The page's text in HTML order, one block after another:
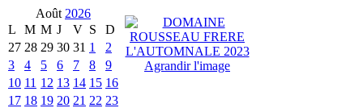
Août 2026
L
M M J V S
D
27 28 29 30 31 1
2
3
4 5 6 7 8
9
10 11 12 13 14 15 16
17 18 19 20 21 22 23
Agrandir l'image